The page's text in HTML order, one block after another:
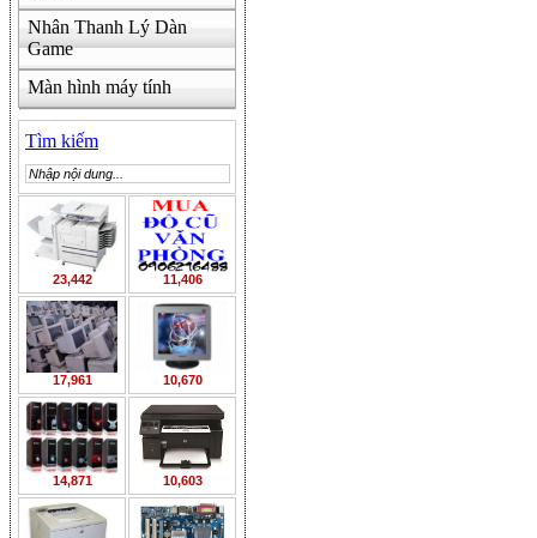
Nhân Thanh Lý Dàn
Game
Màn hình máy tính
Tìm kiếm
23,442 11,406
17,961 10,670
14,871 10,603